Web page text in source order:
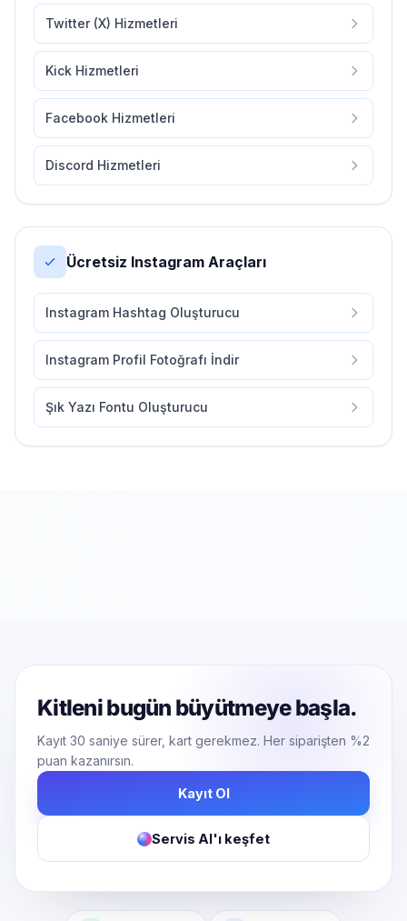
Twitter (X) Hizmetleri
Kick Hizmetleri
Facebook Hizmetleri
Discord Hizmetleri
Ücretsiz Instagram Araçları
Instagram Hashtag Oluşturucu
Instagram Profil Fotoğrafı İndir
Şık Yazı Fontu Oluşturucu
Kitleni bugün büyütmeye başla.
Kayıt 30 saniye sürer, kart gerekmez. Her siparişten %2
puan kazanırsın.
Kayıt Ol
Servis AI'ı keşfet